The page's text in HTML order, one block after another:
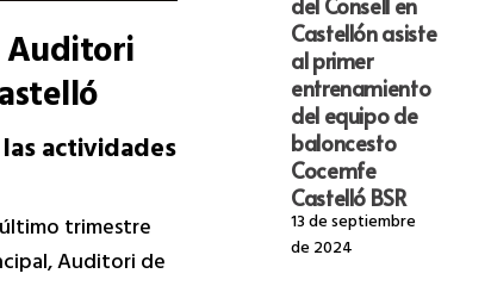
Auditori
actividades
trimestre
Auditori de
Castellón asiste
al primer
entrenamiento
del equipo de
baloncesto
Cocemfe
Castelló BSR
13 de septiembre
de 2024